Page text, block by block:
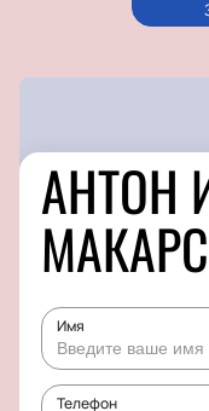
АНТОН
Имя
Телефон